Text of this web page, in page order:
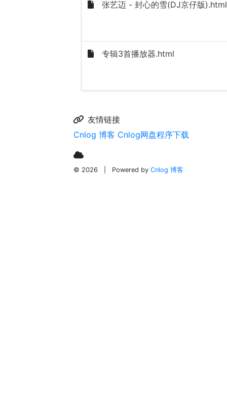
张艺迈 - 封心的雪(DJ京仔版).html
专辑3首播放器.html
友情链接
Cnlog 博客 Cnlog网盘程序下载
© 2026 Powered by Cnlog 博客